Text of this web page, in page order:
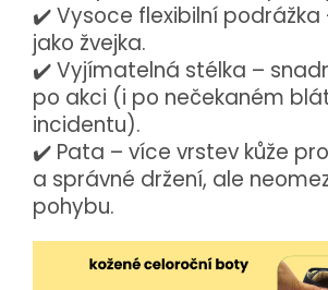
✔️ Vysoce flexibilní podrážka
jako žvejka.
✔️ Vyjímatelná stélka –
po akci (i po nečekaném
incidentu).
✔️ Pata – více vrstev kůže
a správné držení, ale
pohybu.